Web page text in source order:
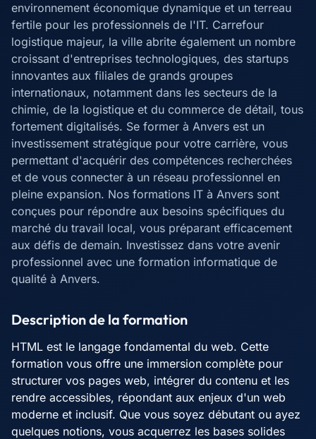
environnement économique dynamique et un terreau
fertile pour les professionnels de l'IT. Carrefour
logistique majeur, la ville abrite également un nombre
croissant d'entreprises technologiques, des startups
innovantes aux filiales de grands groupes
internationaux, notamment dans les secteurs de la
chimie, de la logistique et du commerce de détail, tous
fortement digitalisés. Se former à Anvers est un
investissement stratégique pour votre carrière, vous
permettant d'acquérir des compétences recherchées
et de vous connecter à un réseau professionnel en
pleine expansion. Nos formations IT à Anvers sont
conçues pour répondre aux besoins spécifiques du
marché du travail local, vous préparant efficacement
aux défis de demain. Investissez dans votre avenir
professionnel avec une formation informatique de
qualité à Anvers.
Description de la formation
HTML est le langage fondamental du web. Cette
formation vous offre une immersion complète pour
structurer vos pages web, intégrer du contenu et les
rendre accessibles, répondant aux enjeux d'un web
moderne et inclusif. Que vous soyez débutant ou ayez
quelques notions, vous acquerrez les bases solides